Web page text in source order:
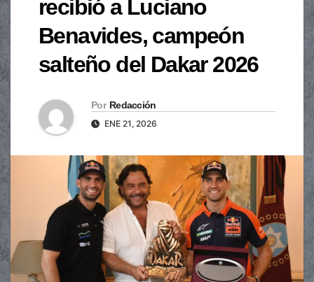
recibió a Luciano
Benavides, campeón
salteño del Dakar 2026
Por Redacción
ENE 21, 2026